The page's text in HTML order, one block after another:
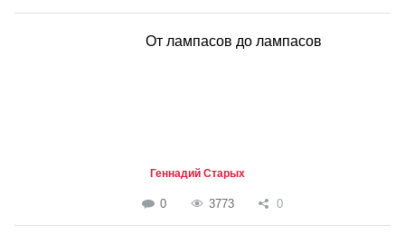
От лампасов до лампасов
Геннадий Старых
0 3773 0